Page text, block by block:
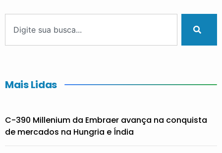
Mais Lidas
C-390 Millenium da Embraer avança na conquista
de mercados na Hungria e Índia